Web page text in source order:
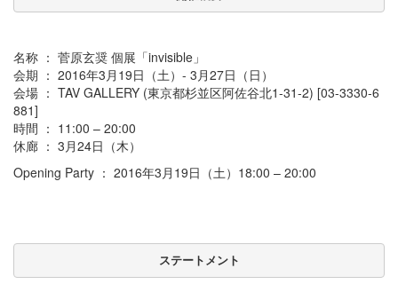
名称 ： 菅原玄奨 個展「invisible」
会期 ： 2016年3月19日（土）- 3月27日（日）
会場 ： TAV GALLERY (東京都杉並区阿佐谷北1-31-2) [03-3330-6
881]
時間 ： 11:00 – 20:00
休廊 ： 3月24日（木）
Opening Party ： 2016年3月19日（土）18:00 – 20:00
ステートメント